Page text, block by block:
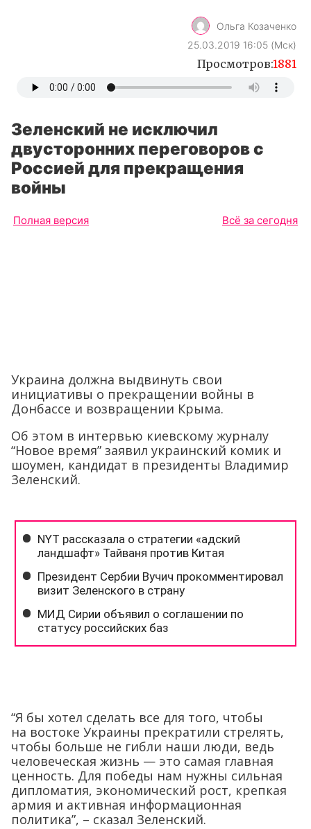
Ольга Козаченко
25.03.2019 16:05 (Мск)
Просмотров:1881
Зеленский не исключил
двусторонних переговоров с
Россией для прекращения
войны
Полная версия Всё за сегодня
Украина должна выдвинуть свои
инициативы о прекращении войны в
Донбассе и возвращении Крыма.
Об этом в интервью киевскому журналу
“Новое время” заявил украинский комик и
шоумен, кандидат в президенты Владимир
Зеленский.
“Я бы хотел сделать все для того, чтобы
на востоке Украины прекратили стрелять,
чтобы больше не гибли наши люди, ведь
человеческая жизнь — это самая главная
ценность. Для победы нам нужны сильная
дипломатия, экономический рост, крепкая
армия и активная информационная
политика”, – сказал Зеленский.